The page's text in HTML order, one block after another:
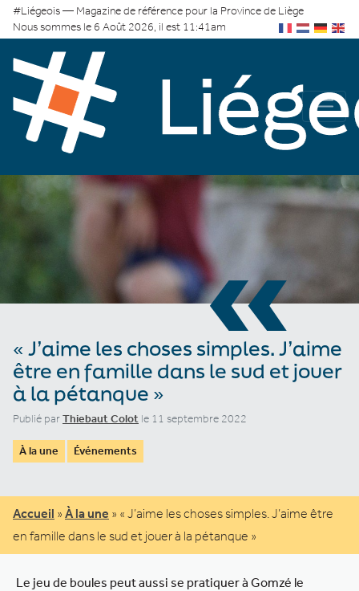
#Liégeois — Magazine de référence pour la Province de Liège
Nous sommes le 6 Août 2026, il est 11:41am
«
« J’aime les choses simples. J’aime
être en famille dans le sud et jouer
à la pétanque »
Publié parThiebaut Colot le 11 septembre 2022
À la une Événements
Accueil » À la une » « J’aime les choses simples. J’aime être
en famille dans le sud et jouer à la pétanque »
Le jeu de boules peut aussi se pratiquer à Gomzé le